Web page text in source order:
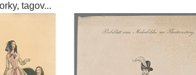
tagov...